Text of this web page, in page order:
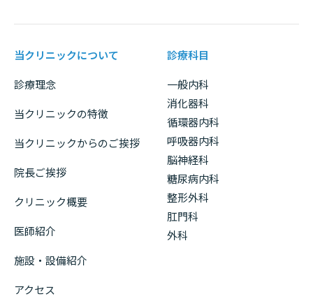
当クリニックについて
診療理念
当クリニックの特徴
当クリニックからのご挨拶
院長ご挨拶
クリニック概要
医師紹介
施設・設備紹介
アクセス
診療科目
一般内科
消化器科
循環器内科
呼吸器内科
脳神経科
糖尿病内科
整形外科
肛門科
外科